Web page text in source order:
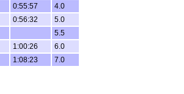
0:55:57
4.0
0:56:32
5.0
5.5
1:00:26
6.0
1:08:23 7.0